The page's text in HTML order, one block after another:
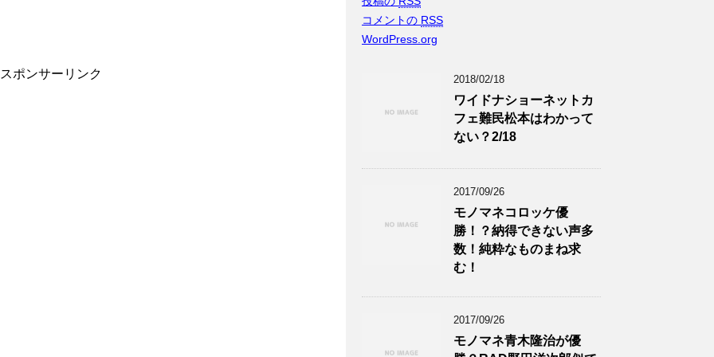
スポンサーリンク
コメントの RSS
WordPress.org
2018/02/18
ワイドナショーネットカ
フェ難民松本はわかって
ない？2/18
2017/09/26
モノマネコロッケ優
勝！？納得できない声多
数！純粋なものまね求
む！
2017/09/26
モノマネ青木隆治が優